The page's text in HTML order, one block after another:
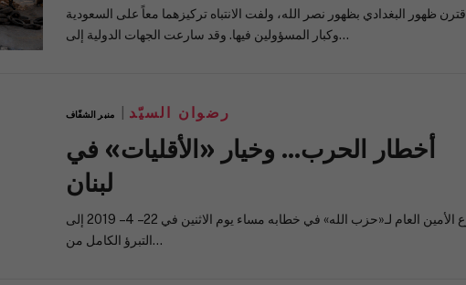
اقترن ظهور البغدادي بظهور نصر الله، ولفت الانتباه تركيزهما معاً على السعودية
وكبار المسؤولين فيها. وقد سارعت الجهات الدولية إلى…
منبر الشفّاف رضوان السيّد
أخطار الحرب… وخيار «الأقليات» في
لبنان
سارع الأمين العام لـ«حزب الله» في خطابه مساء يوم الاثنين في 22 – 4 – 2019 إلى
التبرؤ الكامل من…